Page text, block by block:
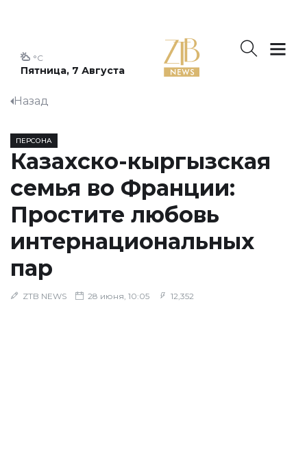
Пятница, 7 Августа
°C
Назад
ПЕРСОНА
Казахско-кыргызская
семья во Франции:
Простите любовь
интернациональных
пар
ZTB NEWS 28 июня, 10:05 12,352